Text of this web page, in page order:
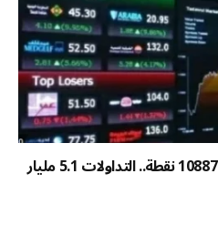
أسهم السعودية فوق 10887 نقطة.. التداولات 5.1 مليار